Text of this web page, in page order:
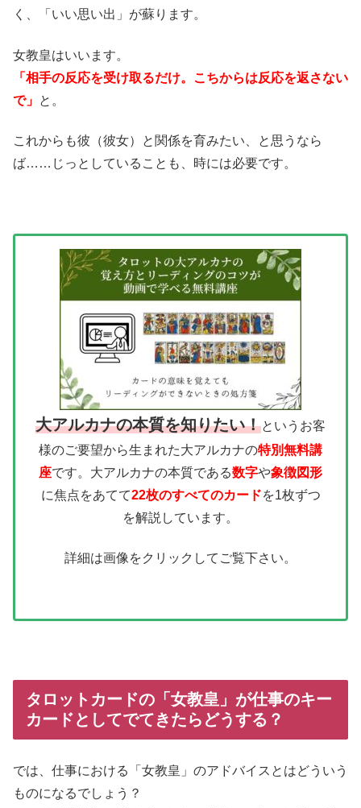
く、「いい思い出」が蘇ります。
女教皇はいいます。
「相手の反応を受け取るだけ。こちからは反応を返さない
で」 と。
これからも彼（彼女）と関係を育みたい、と思うなら
ば……じっとしていることも、時には必要です。
大アルカナの本質を知りたい！というお客
様のご要望から生まれた大アルカナの特別無料講
座です。大アルカナの本質である数字や象徴図形
に焦点をあてて22枚のすべてのカードを1枚ずつ
を解説しています。
詳細は画像をクリックしてご覧下さい。
タロットカードの「女教皇」が仕事のキー
カードとしてでてきたらどうする？
では、仕事における「女教皇」のアドバイスとはどういう
ものになるでしょう？